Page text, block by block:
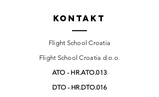
Kontakt
Flight School Croatia
Flight School Croatia d.o.o.
ATO - HR.ATO.013
DTO - HR.DTO.016